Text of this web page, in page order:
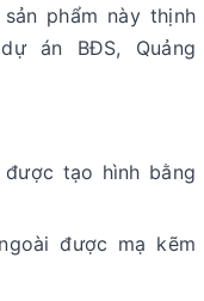
phẩm này thịnh
án BĐS, Quảng
tạo hình bằng
được mạ kẽm